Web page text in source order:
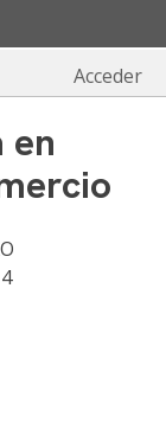
Acceder
en